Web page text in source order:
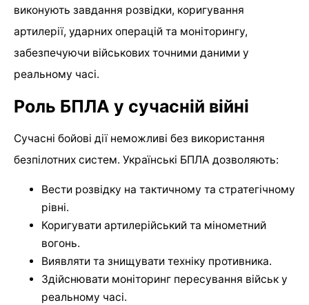
виконують завдання розвідки, коригування
артилерії, ударних операцій та моніторингу,
забезпечуючи військових точними даними у
реальному часі.
Роль БПЛА у сучасній війні
Сучасні бойові дії неможливі без використання
безпілотних систем. Українські БПЛА дозволяють:
Вести розвідку на тактичному та стратегічному
рівні.
Коригувати артилерійський та мінометний
вогонь.
Виявляти та знищувати техніку противника.
Здійснювати моніторинг пересування військ у
реальному часі.